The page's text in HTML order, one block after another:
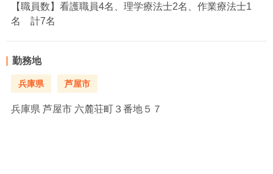
【職員数】看護職員4名、理学療法士2名、作業療法士1
名 計7名
勤務地
兵庫県 芦屋市
兵庫県 芦屋市 六麓荘町３番地５７